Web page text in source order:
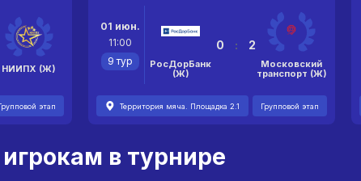
НИИПХ (Ж)
этап
01 июн.
11:00
9 тур
РосДорБанк
(Ж)
0 : 2
Московский
транспорт (Ж)
Территория мяча. Площадка 2.1 Групповой этап
в турнире